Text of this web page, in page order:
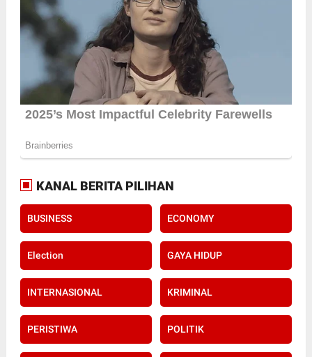
KANAL BERITA PILIHAN
BUSINESS ECONOMY
Election GAYA HIDUP
INTERNASIONAL KRIMINAL
PERISTIWA POLITIK